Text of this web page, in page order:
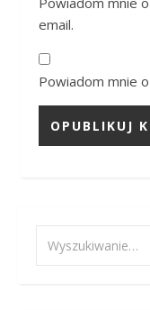
email.
Powiadom mnie